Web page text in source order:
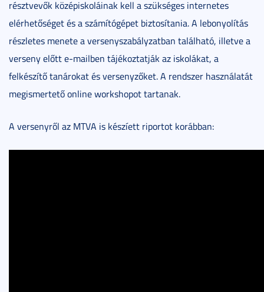
résztvevők középiskoláinak kell a szükséges internetes
elérhetőséget és a számítógépet biztosítania. A lebonyolítás
részletes menete a versenyszabályzatban található, illetve a
verseny előtt e-mailben tájékoztatják az iskolákat, a
felkészítő tanárokat és versenyzőket. A rendszer használatát
megismertető online workshopot tartanak.
A versenyről az MTVA is készíett riportot korábban: